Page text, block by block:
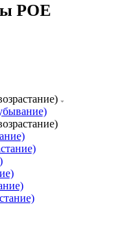
POE